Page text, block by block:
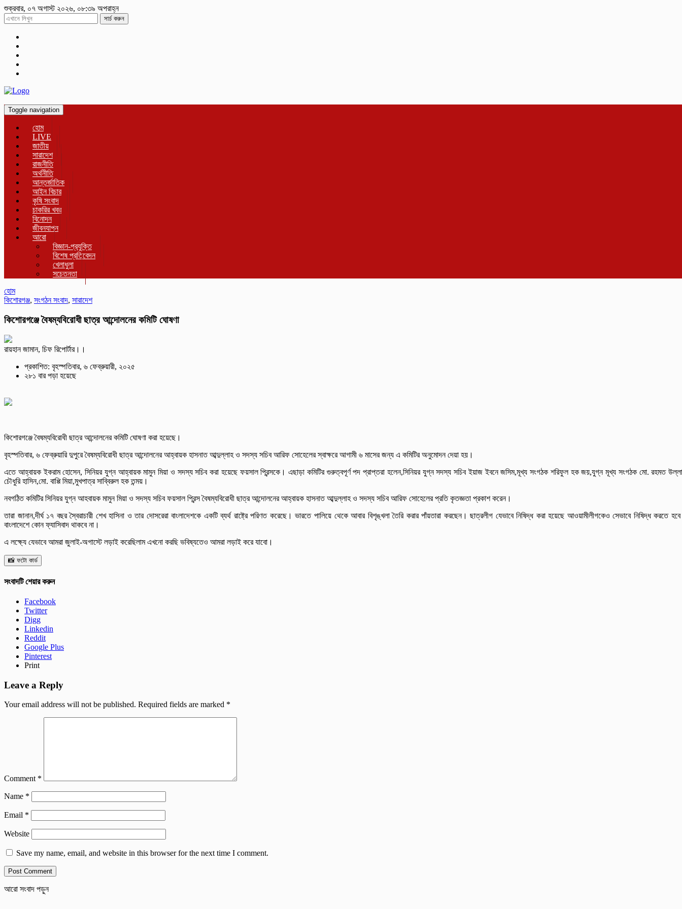
শুক্রবার, ০৭ অগাস্ট ২০২৬, ০৮:৩৯ অপরাহ্ন
সার্চ করুন
Toggle navigation
হোম
LIVE
জাতীয়
সারাদেশ
রাজনীতি
অর্থনীতি
আন্তর্জাতিক
আইন বিচার
কৃষি সংবাদ
চাকরির খবর
বিনোদন
জীবনযাপন
আরো
বিজ্ঞান-প্রযুক্তি
বিশেষ প্রতিবেদন
খেলাধুলা
সচেতনতা
হোম
কিশোরগঞ্জ, সংগঠন সংবাদ, সারাদেশ
কিশোরগঞ্জে বৈষম্যবিরোধী ছাত্র আন্দোলনের কমিটি ঘোষণা
রায়হান জামান, চিফ রিপোর্টার।।
প্রকাশিত: বৃহস্পতিবার, ৬ ফেব্রুয়ারী, ২০২৫
২৮১ বার পড়া হয়েছে
কিশোরগঞ্জে বৈষম্যবিরোধী ছাত্র আন্দোলনের কমিটি ঘোষণা করা হয়েছে।
বৃহস্পতিবার, ৬ ফেব্রুয়ারি দুপুরে বৈষম্যবিরোধী ছাত্র আন্দোলনের আহ্বায়ক হাসনাত আব্দুল্লাহ ও সদস্য সচিব আরিফ সোহেলের স্বাক্ষরে আগামী ৬ মাসের জন্য এ কমিটির অনুমোদন দেয়া হয়।
এতে আহ্বায়ক ইকরাম হোসেন, সিনিয়র যুগ্ন আহ্বায়ক মামুন মিয়া ও সদস্য সচিব করা হয়েছে ফয়সাল প্রিন্সকে। এছাড়া কমিটির গুরুত্বপূর্ণ পদ প্রাপ্তরা হলেন,সিনিয়র যুগ্ন সদস্য সচিব ইয়াজ ইবনে জসিম,মূখ্য সংগঠক শরিফুল হক জয়,যুগ্ন মূখ্য সংগঠক মো. রহমত
চৌধুরি হাসিন,মো. বাপ্পি মিয়া,মুখপাত্র সাব্বিরুল হক তন্ময়।
নবগঠিত কমিটির সিনিয়র যুগ্ন আহবায়ক মামুন মিয়া ও সদস্য সচিব ফয়সাল প্রিন্স বৈষম্যবিরোধী ছাত্র আন্দোলনের আহ্বায়ক হাসনাত আব্দুল্লাহ ও সদস্য সচিব আরিফ সোহেলের প্রতি কৃতজ্ঞতা প্রকাশ করেন।
তারা জানান,দীর্ঘ ১৭ বছর স্বৈরাচারী শেখ হাসিনা ও তার দোসরেরা বাংলাদেশকে একটি ব্যর্থ রাষ্ট্রে পরিণত করেছে। ভারতে পালিয়ে থেকে আবার বিশৃঙ্খলা তৈরি করার পাঁয়তারা করছেন। ছাত্রলীগ যেভাবে নিষিদ্ধ করা হয়েছে আওয়ামীলীগকেও সেভাবে নিষিদ্ধ করতে
বাংলাদেশে কোন ফ্যাসিবাদ থাকবে না।
এ লক্ষ্যে যেভাবে আমরা জুলাই-অগাস্টে লড়াই করেছিলাম এখনো করছি ভবিষ্যতেও আমরা লড়াই করে যাবো।
📸 ফটো কার্ড
সংবাদটি শেয়ার করুন
Facebook
Twitter
Digg
Linkedin
Reddit
Google Plus
Pinterest
Print
Leave a Reply
Your email address will not be published. Required fields are marked *
Comment *
Name *
Email *
Website
Save my name, email, and website in this browser for the next time I comment.
আরো সংবাদ পড়ুন